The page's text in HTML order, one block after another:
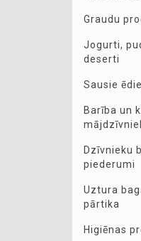
Graudu
Jogurti,
deserti
Sausie
Barība un
Dzīvnieku
piederumi
Uztura
pārtika
Higiēnas